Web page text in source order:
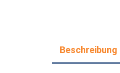
Beschreibung